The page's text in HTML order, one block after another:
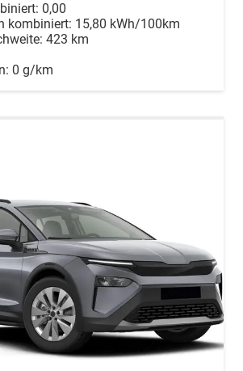
0,00
kombiniert: 15,80 kWh/100km
423 km
0 g/km